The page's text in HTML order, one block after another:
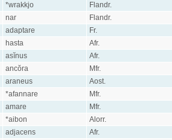
*wrakkjo
Flandr.
nar
Flandr.
adaptare
Fr.
hasta
Afr.
asĭnus
Afr.
ancŏra
Mfr.
araneus
Aost.
*afannare
Mfr.
amare
Mfr.
*aibon
Alorr.
adjacens
Afr.